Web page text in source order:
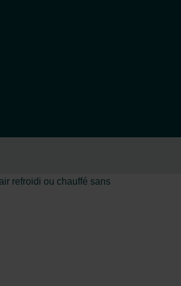
refroidi ou chauffé sans